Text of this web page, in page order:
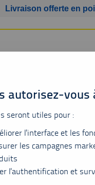
Livraison offerte en
BAGAGERIE
autorisez-vous
seront utiles pour :
l'interface et les
les campagnes
l'authentification et